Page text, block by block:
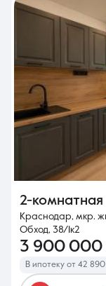
2-комнатная
Краснодар, мкр.
Обход, 38/1к2
3 900 000
В ипотеку от 42